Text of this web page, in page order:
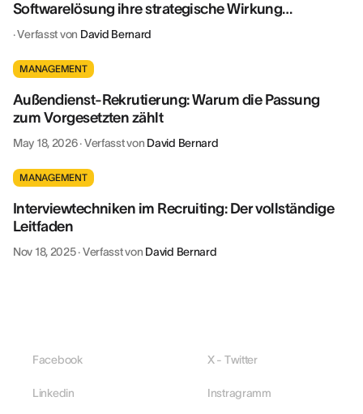
Softwarelösung ihre strategische Wirkung
vervielfacht
·Verfasst von David Bernard
MANAGEMENT
Außendienst-Rekrutierung: Warum die Passung
zum Vorgesetzten zählt
May 18, 2026·Verfasst von David Bernard
MANAGEMENT
Interviewtechniken im Recruiting: Der vollständige
Leitfaden
Nov 18, 2025·Verfasst von David Bernard
Facebook X - Twitter
Linkedin Instragramm